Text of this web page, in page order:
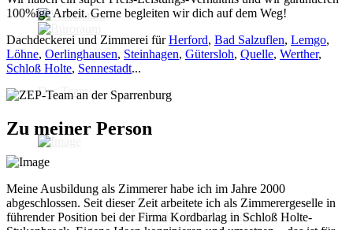
Das Team
Entdecke das ZEP-Team
100%ige Arbeit. Gerne begleiten wir dich auf dem Weg!
Dachdeckerei und Zimmerei fürHerford, Bad Salzuflen, Lemgo,
Löhne, Oerlinghausen, Steinhagen, Gütersloh, Quelle, Werther,
Schloß Holte, Sennestadt...
Zu meiner Person
Meine Ausbildung als Zimmerer habe ich im Jahre 2000
abgeschlossen. Seit dieser Zeit arbeitete ich als Zimmerergeselle in
führender Position bei der Firma Kordbarlag in Schloß Holte-